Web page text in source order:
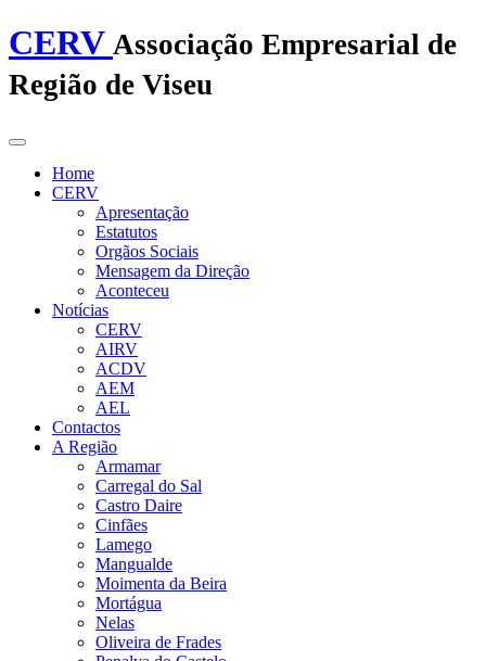
CERV Associação Empresarial de
Região de Viseu
Home
CERV
Apresentação
Estatutos
Orgãos Sociais
Mensagem da Direção
Aconteceu
Notícias
CERV
AIRV
ACDV
AEM
AEL
Contactos
A Região
Armamar
Carregal do Sal
Castro Daire
Cinfães
Lamego
Mangualde
Moimenta da Beira
Mortágua
Nelas
Oliveira de Frades